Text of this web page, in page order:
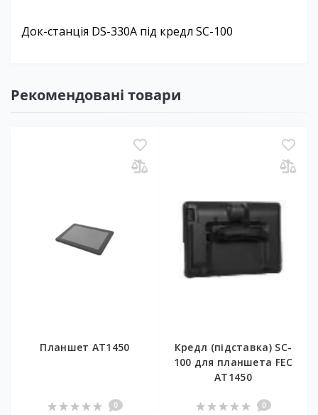
Док-станція DS-330A під кредл SC-100
Рекомендовані товари
Планшет AT1450
0
Кредл (підставка) SC-
100 для планшета FEC
AT1450
0